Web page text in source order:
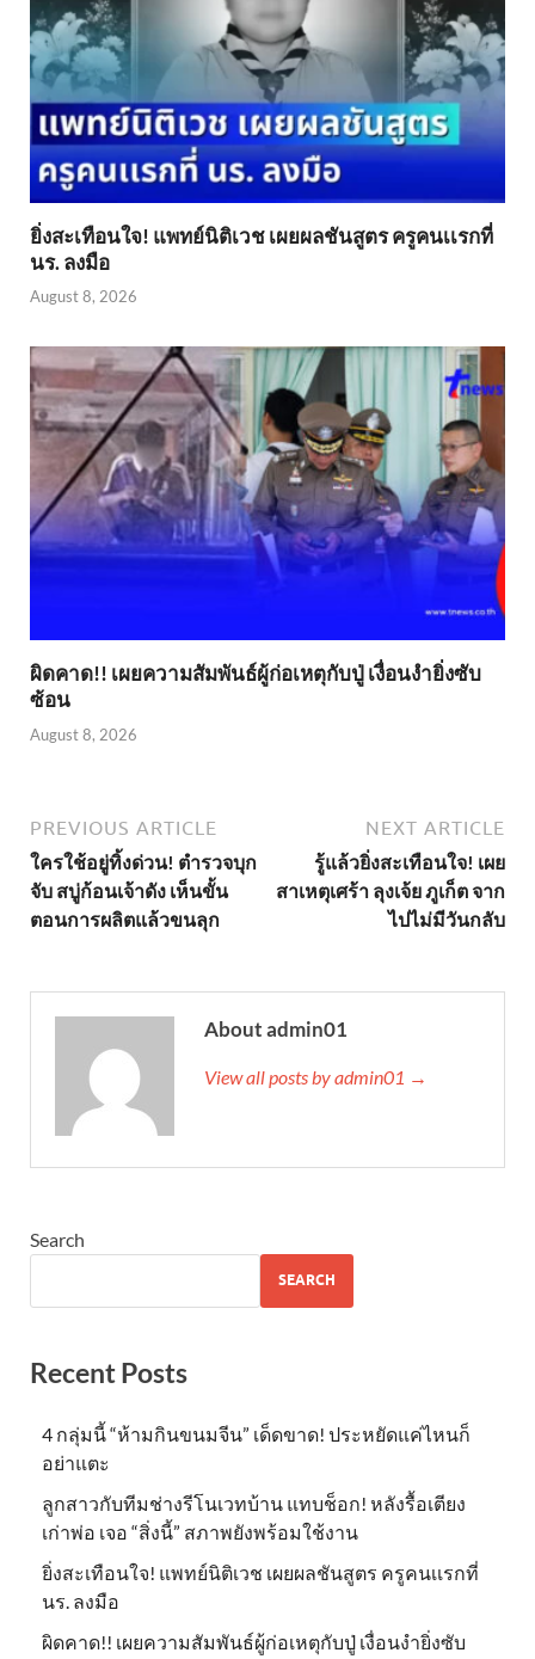
ยิ่งสะเทือนใจ! แพทย์นิติเวช เผยผลชันสูตร ครูคนเเรกที่
นร. ลงมือ
August 8, 2026
ผิดคาด!! เผยความสัมพันธ์ผู้ก่อเหตุกับปู่ เงื่อนงำยิ่งซับ
ซ้อน
August 8, 2026
PREVIOUS ARTICLE
ใครใช้อยู่ทิ้งด่วน! ตำรวจบุก
จับ สบู่ก้อนเจ้าดัง เห็นขั้น
ตอนการผลิตแล้วขนลุก
NEXT ARTICLE
รู้แล้วยิ่งสะเทือนใจ! เผย
สาเหตุเศร้า ลุงเจ้ย ภูเก็ต จาก
ไปไม่มีวันกลับ
About admin01
View all posts by admin01 →
Search
SEARCH
Recent Posts
4 กลุ่มนี้ “ห้ามกินขนมจีน” เด็ดขาด! ประหยัดแค่ไหนก็
อย่าแตะ
ลูกสาวกับทีมช่างรีโนเวทบ้าน แทบช็อก! หลังรื้อเตียง
เก่าพ่อ เจอ “สิ่งนี้” สภาพยังพร้อมใช้งาน
ยิ่งสะเทือนใจ! แพทย์นิติเวช เผยผลชันสูตร ครูคนเเรกที่
นร. ลงมือ
ผิดคาด!! เผยความสัมพันธ์ผู้ก่อเหตุกับปู่ เงื่อนงำยิ่งซับ